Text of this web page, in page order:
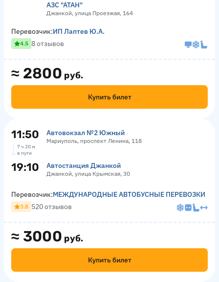
АЗС "АТАН"
Джанкой, улица Проезжая, 164
≈ 2800 руб.
Купить билет
Перевозчик:ИП Лаптев Ю.А.
4.5 8 отзывов
11:50 Автовокзал №2 Южный
Мариуполь, проспект Ленина, 118
7 ч 20 м
в пути
19:10 Автостанция Джанкой
Джанкой, улица Крымская, 30
≈ 3000 руб.
Купить билет
Перевозчик:МЕЖДУНАРОДНЫЕ АВТОБУСНЫЕ ПЕРЕВОЗКИ
3.8 520 отзывов